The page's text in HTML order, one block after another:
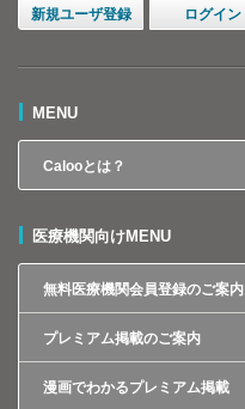
新規ユーザ登録 ログイン
MENU
Calooとは？
医療機関向けMENU
無料医療機関会員登録のご案内
プレミアム掲載のご案内
漫画でわかるプレミアム掲載